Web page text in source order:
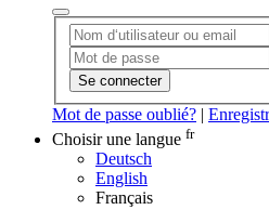
Se connecter
Mot de passe oublié? |
Choisir une langue fr
Deutsch
English
Français